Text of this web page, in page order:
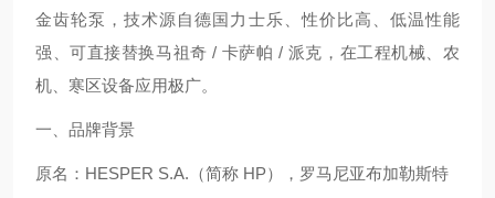
金齿轮泵，技术源自德国力士乐、性价比高、低温性能
强、可直接替换马祖奇 / 卡萨帕 / 派克，在工程机械、农
机、寒区设备应用极广。
一、品牌背景
原名：HESPER S.A.（简称 HP），罗马尼亚布加勒斯特